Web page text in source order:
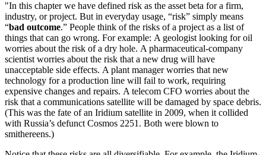
"In this chapter we have defined risk as the asset beta for a firm,
industry, or project. But in everyday usage, “risk” simply means
“bad outcome.” People think of the risks of a project as a list of
things that can go wrong. For example: A geologist looking for oil
worries about the risk of a dry hole. A pharmaceutical-company
scientist worries about the risk that a new drug will have
unacceptable side effects. A plant manager worries that new
technology for a production line will fail to work, requiring
expensive changes and repairs. A telecom CFO worries about the
risk that a communications satellite will be damaged by space debris.
(This was the fate of an Iridium satellite in 2009, when it collided
with Russia’s defunct Cosmos 2251. Both were blown to
smithereens.)